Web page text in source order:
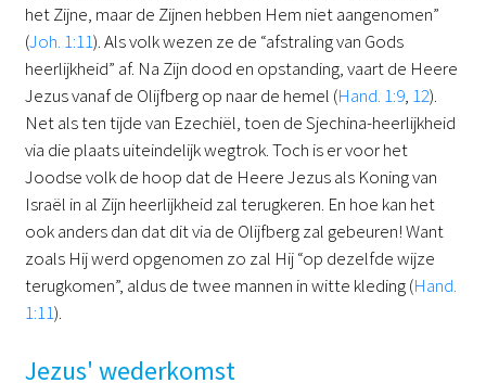
het Zijne, maar de Zijnen hebben Hem niet aangenomen”
(Joh. 1:11). Als volk wezen ze de “afstraling van Gods
heerlijkheid” af. Na Zijn dood en opstanding, vaart de Heere
Jezus vanaf de Olijfberg op naar de hemel (Hand. 1:9, 12).
Net als ten tijde van Ezechiël, toen de Sjechina-heerlijkheid
via die plaats uiteindelijk wegtrok. Toch is er voor het
Joodse volk de hoop dat de Heere Jezus als Koning van
Israël in al Zijn heerlijkheid zal terugkeren. En hoe kan het
ook anders dan dat dit via de Olijfberg zal gebeuren! Want
zoals Hij werd opgenomen zo zal Hij “op dezelfde wijze
terugkomen”, aldus de twee mannen in witte kleding (Hand.
1:11).
Jezus' wederkomst